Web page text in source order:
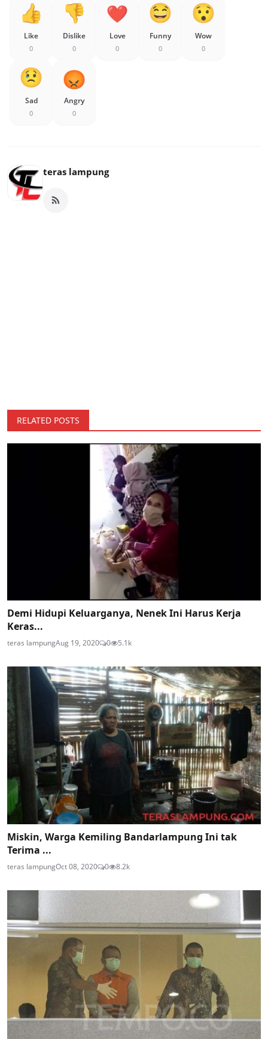
Like
0
Dislike
0
Love
0
Funny
0
Wow
0
Sad
0
Angry
0
teras lampung
RELATED POSTS
Demi Hidupi Keluarganya, Nenek Ini Harus Kerja
Keras...
teras lampungAug 19, 2020 0 5.1k
Miskin, Warga Kemiling Bandarlampung Ini tak
Terima ...
teras lampungOct 08, 2020 0 8.2k